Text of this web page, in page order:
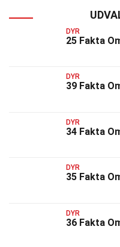
DYR
25 Fakta
DYR
39 Fakta
DYR
34 Fakta
DYR
35 Fakta
DYR
36 Fakta